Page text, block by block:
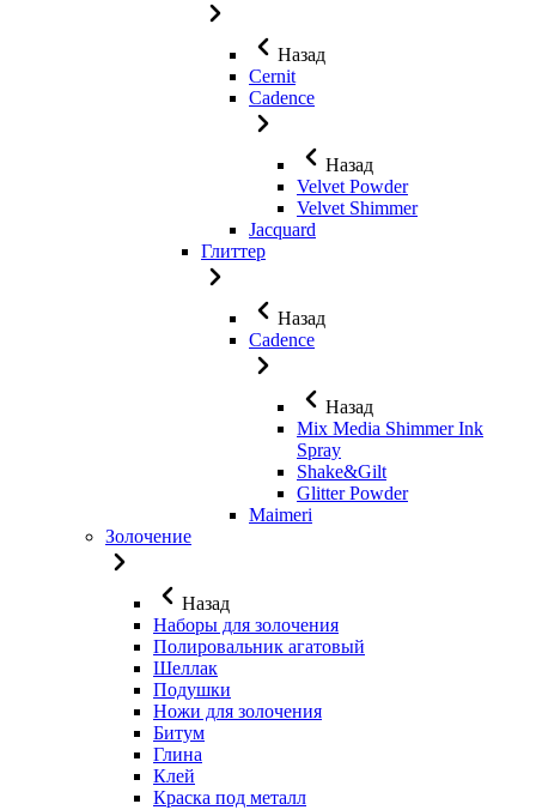
Назад
Cernit
Cadence
Назад
Velvet Powder
Velvet Shimmer
Jaсquard
Глиттер
Назад
Cadence
Назад
Mix Media Shimmer Ink
Spray
Shake&Gilt
Glitter Powder
Maimeri
Золочение
Назад
Наборы для золочения
Полировальник агатовый
Шеллак
Подушки
Ножи для золочения
Битум
Глина
Клей
Краска под металл